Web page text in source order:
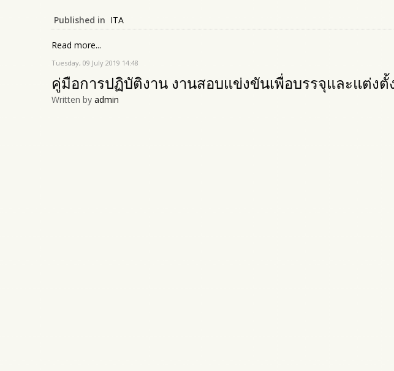
Published in ITA
Read more...
Tuesday, 09 July 2019 14:48
คู่มือการปฏิบัติงาน งานสอบแข่งขันเพื่อบรรจุและแต่งตั้
Written by admin